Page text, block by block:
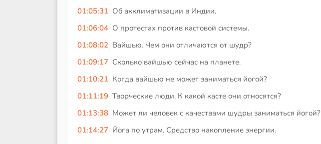
01:05:31 Об акклиматизации в Индии.
01:06:04 О протестах против кастовой системы.
01:08:02 Вайшью. Чем они отличаются от шудр?
01:09:17 Сколько вайшью сейчас на планете.
01:10:21 Когда вайшью не может заниматься йогой?
01:11:19 Творческие люди. К какой касте они относятся?
01:13:38 Может ли человек с качествами шудры заниматься йогой?
01:14:27 Йога по утрам. Средство накопление энергии.